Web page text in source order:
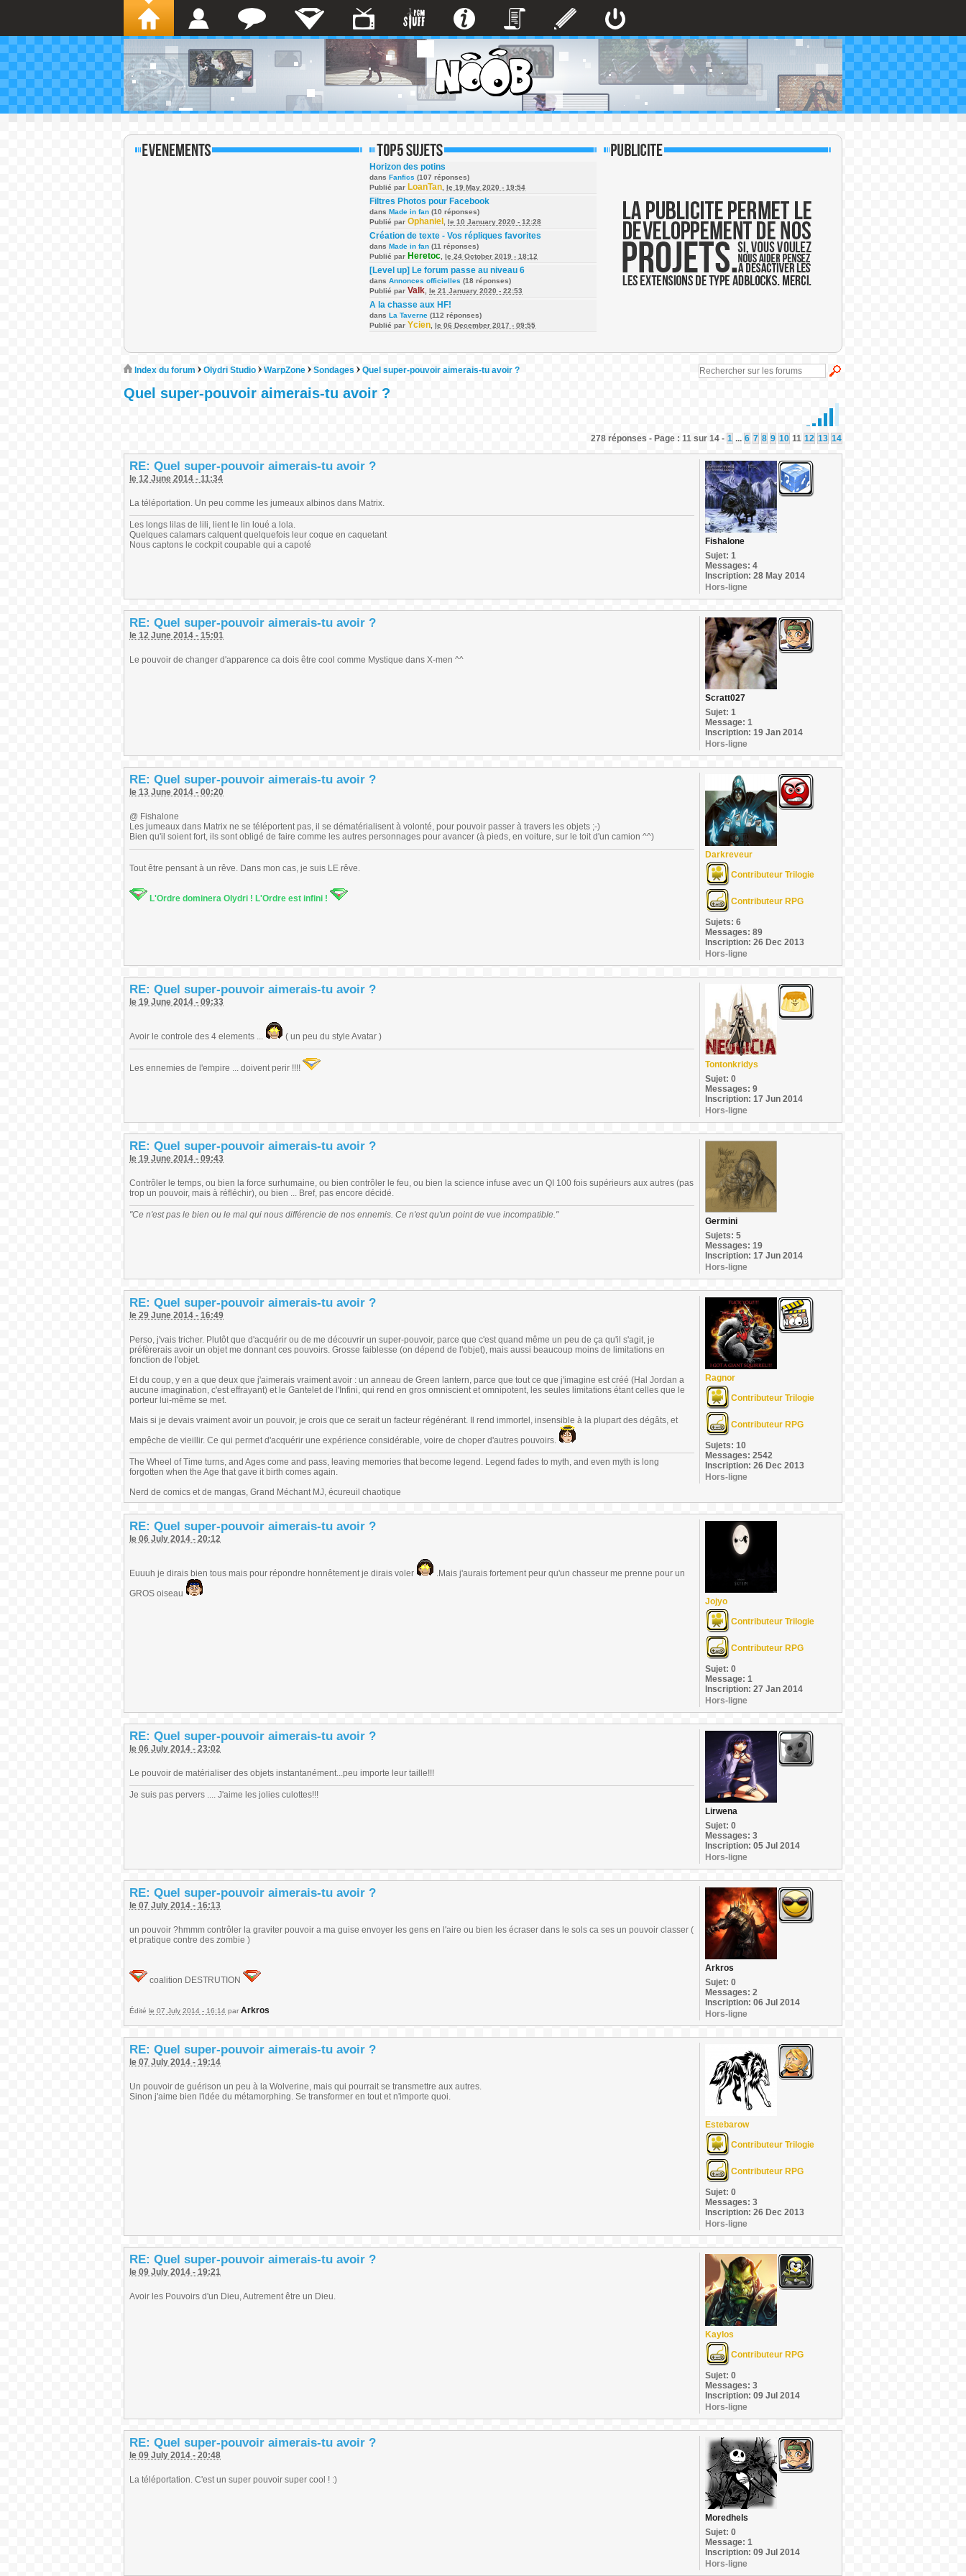
Horizon des potins
dans Fanfics (107 réponses)
Publié par LoanTan le 19 May 2020 - 19:54
Filtres Photos pour Facebook
dans Made in fan (10 réponses)
Publié par Ophaniel le 10 January 2020 - 12:28
Création de texte - Vos répliques favorites
dans Made in fan (11 réponses)
Publié par Heretoc le 24 October 2019 - 18:12
[Level up] Le forum passe au niveau 6
dans Annonces officielles (18 réponses)
Publié par Valk le 21 January 2020 - 22:53
A la chasse aux HF!
dans La Taverne (112 réponses)
Publié par Ycien le 06 December 2017 - 09:55
Index du forum Olydri Studio WarpZone Sondages Quel super-pouvoir aimerais-tu avoir ?
Quel super-pouvoir aimerais-tu avoir ?
278 réponses - Page : 11 sur 14 - 1 ... 6 7 8 9 10 11 12 13 14
RE: Quel super-pouvoir aimerais-tu avoir ?
le 12 June 2014 - 11:34
La téléportation. Un peu comme les jumeaux albinos dans Matrix.
Les longs lilas de lili, lient le lin loué a lola.
Quelques calamars calquent quelquefois leur coque en caquetant
Nous captons le cockpit coupable qui a capoté
Fishalone
Sujet: 1
Messages: 4
Inscription: 28 May 2014
Hors-ligne
RE: Quel super-pouvoir aimerais-tu avoir ?
le 12 June 2014 - 15:01
Le pouvoir de changer d'apparence ca dois être cool comme Mystique dans X-men ^^
Scratt027
Sujet: 1
Message: 1
Inscription: 19 Jan 2014
Hors-ligne
RE: Quel super-pouvoir aimerais-tu avoir ?
le 13 June 2014 - 00:20
@ Fishalone
Les jumeaux dans Matrix ne se téléportent pas, il se dématérialisent à volonté, pour pouvoir passer à travers les objets ;-)
Bien qu'il soient fort, ils sont obligé de faire comme les autres personnages pour avancer (à pieds, en voiture, sur le toit d'un camion ^^)
Tout être pensant à un rêve. Dans mon cas, je suis LE rêve.
L'Ordre dominera Olydri ! L'Ordre est infini !
Darkreveur
Contributeur Trilogie
Contributeur RPG
Sujets: 6
Messages: 89
Inscription: 26 Dec 2013
Hors-ligne
RE: Quel super-pouvoir aimerais-tu avoir ?
le 19 June 2014 - 09:33
Avoir le controle des 4 elements ... ( un peu du style Avatar )
Les ennemies de l'empire ... doivent perir !!!!
Tontonkridys
Sujet: 0
Messages: 9
Inscription: 17 Jun 2014
Hors-ligne
RE: Quel super-pouvoir aimerais-tu avoir ?
le 19 June 2014 - 09:43
Contrôler le temps, ou bien la force surhumaine, ou bien contrôler le feu, ou bien la science infuse avec un QI 100 fois supérieurs aux autres (pas
trop un pouvoir, mais à réfléchir), ou bien ... Bref, pas encore décidé.
"Ce n'est pas le bien ou le mal qui nous différencie de nos ennemis. Ce n'est qu'un point de vue incompatible."
Germini
Sujets: 5
Messages: 19
Inscription: 17 Jun 2014
Hors-ligne
RE: Quel super-pouvoir aimerais-tu avoir ?
le 29 June 2014 - 16:49
Perso, j'vais tricher. Plutôt que d'acquérir ou de me découvrir un super-pouvoir, parce que c'est quand même un peu de ça qu'il s'agit, je
préfèrerais avoir un objet me donnant ces pouvoirs. Grosse faiblesse (on dépend de l'objet), mais aussi beaucoup moins de limitations en
fonction de l'objet.
Et du coup, y en a que deux que j'aimerais vraiment avoir : un anneau de Green lantern, parce que tout ce que j'imagine est créé (Hal Jordan a
aucune imagination, c'est effrayant) et le Gantelet de l'Infini, qui rend en gros omniscient et omnipotent, les seules limitations étant celles que le
porteur lui-même se met.
Mais si je devais vraiment avoir un pouvoir, je crois que ce serait un facteur régénérant. Il rend immortel, insensible à la plupart des dégâts, et
empêche de vieillir. Ce qui permet d'acquérir une expérience considérable, voire de choper d'autres pouvoirs.
The Wheel of Time turns, and Ages come and pass, leaving memories that become legend. Legend fades to myth, and even myth is long
forgotten when the Age that gave it birth comes again.
Nerd de comics et de mangas, Grand Méchant MJ, écureuil chaotique
Ragnor
Contributeur Trilogie
Contributeur RPG
Sujets: 10
Messages: 2542
Inscription: 26 Dec 2013
Hors-ligne
RE: Quel super-pouvoir aimerais-tu avoir ?
le 06 July 2014 - 20:12
Euuuh je dirais bien tous mais pour répondre honnêtement je dirais voler
.Mais j'aurais fortement peur qu'un chasseur me prenne pour un
GROS oiseau
Jojyo
Contributeur Trilogie
Contributeur RPG
Sujet: 0
Message: 1
Inscription: 27 Jan 2014
Hors-ligne
RE: Quel super-pouvoir aimerais-tu avoir ?
le 06 July 2014 - 23:02
Le pouvoir de matérialiser des objets instantanément...peu importe leur taille!!!
Je suis pas pervers .... J'aime les jolies culottes!!!
Lirwena
Sujet: 0
Messages: 3
Inscription: 05 Jul 2014
Hors-ligne
RE: Quel super-pouvoir aimerais-tu avoir ?
le 07 July 2014 - 16:13
un pouvoir ?hmmm contrôler la graviter pouvoir a ma guise envoyer les gens en l'aire ou bien les écraser dans le sols ca ses un pouvoir classer (
et pratique contre des zombie )
coalition DESTRUTION
Édité le 07 July 2014 - 16:14 par Arkros
Arkros
Sujet: 0
Messages: 2
Inscription: 06 Jul 2014
Hors-ligne
RE: Quel super-pouvoir aimerais-tu avoir ?
le 07 July 2014 - 19:14
Un pouvoir de guérison un peu à la Wolverine, mais qui pourrait se transmettre aux autres.
Sinon j'aime bien l'idée du métamorphing. Se transformer en tout et n'importe quoi.
Estebarow
Contributeur Trilogie
Contributeur RPG
Sujet: 0
Messages: 3
Inscription: 26 Dec 2013
Hors-ligne
RE: Quel super-pouvoir aimerais-tu avoir ?
le 09 July 2014 - 19:21
Avoir les Pouvoirs d'un Dieu, Autrement être un Dieu.
Kaylos
Contributeur RPG
Sujet: 0
Messages: 3
Inscription: 09 Jul 2014
Hors-ligne
RE: Quel super-pouvoir aimerais-tu avoir ?
le 09 July 2014 - 20:48
La téléportation. C'est un super pouvoir super cool ! :)
Moredhels
Sujet: 0
Message: 1
Inscription: 09 Jul 2014
Hors-ligne